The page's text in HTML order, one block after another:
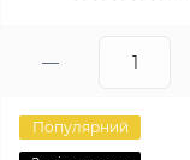
Популярний